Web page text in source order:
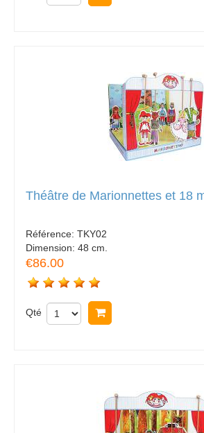
Théâtre de Marionnettes et 18
Référence: TKY02
Dimension: 48 cm.
€86.00
Qté